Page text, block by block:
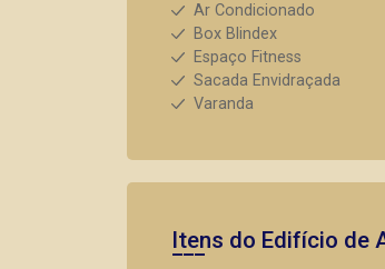
Ar Condicionado
Box Blindex
Espaço Fitness
Sacada Envidraçada
Varanda
Itens do Edifício de